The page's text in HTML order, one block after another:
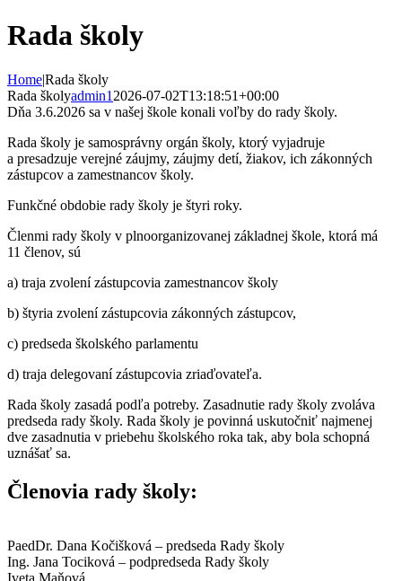
Rada školy
Home|Rada školy
Rada školyadmin1 2026-07-02T13:18:51+00:00
Dňa 3.6.2026 sa v našej škole konali voľby do rady školy.
Rada školy je samosprávny orgán školy, ktorý vyjadruje
a presadzuje verejné záujmy, záujmy detí, žiakov, ich zákonných
zástupcov a zamestnancov školy.
Funkčné obdobie rady školy je štyri roky.
Členmi rady školy v plnoorganizovanej základnej škole, ktorá má
11 členov, sú
a) traja zvolení zástupcovia zamestnancov školy
b) štyria zvolení zástupcovia zákonných zástupcov,
c) predseda školského parlamentu
d) traja delegovaní zástupcovia zriaďovateľa.
Rada školy zasadá podľa potreby. Zasadnutie rady školy zvoláva
predseda rady školy. Rada školy je povinná uskutočniť najmenej
dve zasadnutia v priebehu školského roka tak, aby bola schopná
uznášať sa.
Členovia rady školy:
PaedDr. Dana Kočišková – predseda Rady školy
Ing. Jana Tociková – podpredseda Rady školy
Iveta Maňová